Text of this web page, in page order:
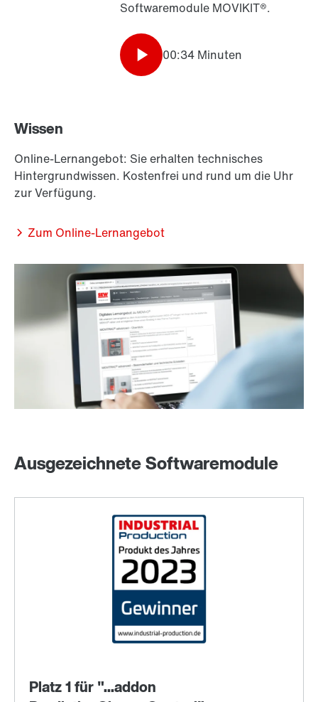
Softwaremodule MOVIKIT®.
00:34 Minuten
Wissen
Online-Lernangebot: Sie erhalten technisches
Hintergrundwissen. Kostenfrei und rund um die Uhr
zur Verfügung.
Zum Online-Lernangebot
Ausgezeichnete Softwaremodule